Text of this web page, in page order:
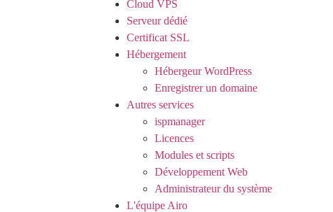
Cloud VPS
Serveur dédié
Certificat SSL
Hébergement
Hébergeur WordPress
Enregistrer un domaine
Autres services
ispmanager
Licences
Modules et scripts
Développement Web
Administrateur du système
L'équipe Airo